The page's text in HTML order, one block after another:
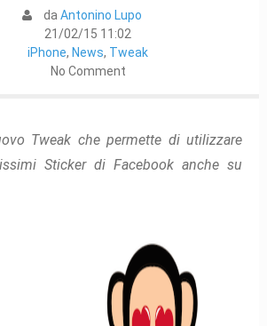
daAntonino Lupo
21/02/15 11:02
iPhone, News, Tweak
No Comment
Tweak che permette di utilizzare
Sticker di Facebook anche su